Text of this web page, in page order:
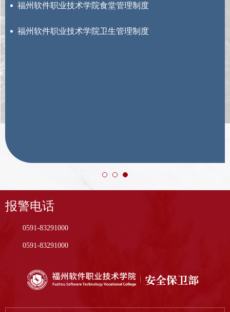
福州软件职业技术学院食堂管理制度
福州软件职业技术学院卫生管理制度
报警电话
0591-83291000
0591-83291000